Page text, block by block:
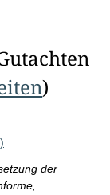
)
der